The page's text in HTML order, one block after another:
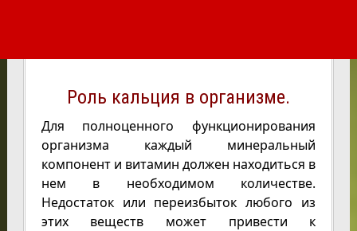
Роль кальция в организме.
Для полноценного функционирования
организма каждый минеральный
компонент и витамин должен находиться в
нем в необходимом количестве.
Недостаток или переизбыток любого из
этих веществ может привести к